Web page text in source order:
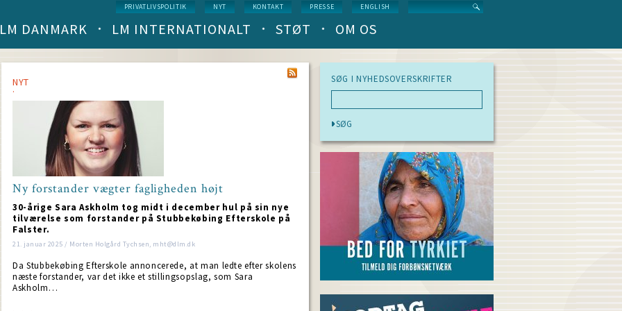
Service
menu
PRIVATLIVSPOLITIK NYT KONTAKT PRESSE ENGLISH
Main
(level
1)
LM DANMARK LM INTERNATIONALT STØT OM OS
NYT
Ny forstander vægter fagligheden højt
30-årige Sara Askholm tog midt i december hul på sin nye
tilværelse som forstander på Stubbekøbing Efterskole på
Falster.
21. januar 2025 / Morten Holgård Tychsen, mht@dlm.dk
Da Stubbekøbing Efterskole annoncerede, at man ledte efter skolens
næste forstander, var det ikke et stillingsopslag, som Sara
Askholm…
SØG I NYHEDSOVERSKRIFTER